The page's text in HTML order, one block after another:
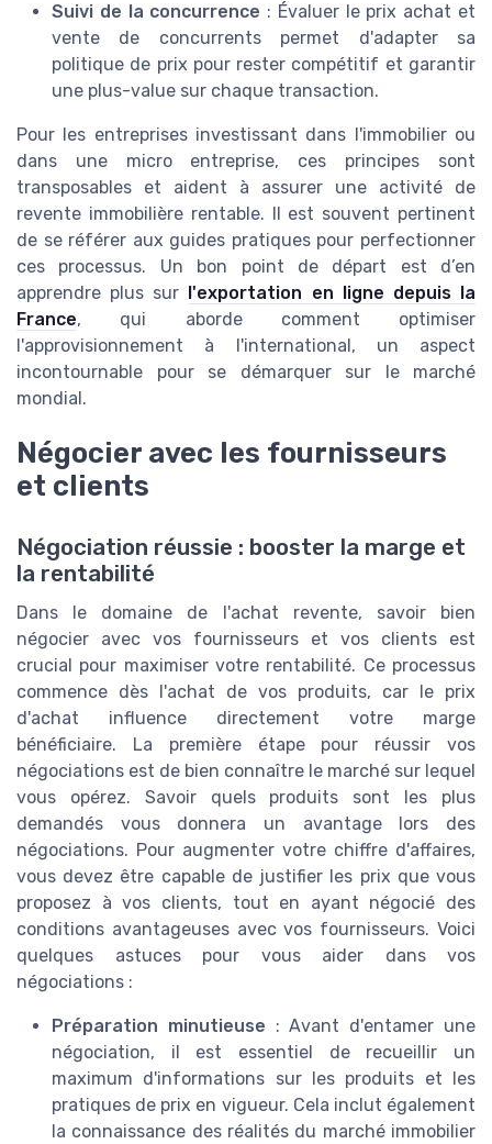
Suivi de la concurrence : Évaluer le prix achat et
vente de concurrents permet d'adapter sa
politique de prix pour rester compétitif et garantir
une plus-value sur chaque transaction.
Pour les entreprises investissant dans l'immobilier ou
dans une micro entreprise, ces principes sont
transposables et aident à assurer une activité de
revente immobilière rentable. Il est souvent pertinent
de se référer aux guides pratiques pour perfectionner
ces processus. Un bon point de départ est d’en
apprendre plus sur l'exportation en ligne depuis la
France, qui aborde comment optimiser
l'approvisionnement à l'international, un aspect
incontournable pour se démarquer sur le marché
mondial.
Négocier avec les fournisseurs
et clients
Négociation réussie : booster la marge et
la rentabilité
Dans le domaine de l'achat revente, savoir bien
négocier avec vos fournisseurs et vos clients est
crucial pour maximiser votre rentabilité. Ce processus
commence dès l'achat de vos produits, car le prix
d'achat influence directement votre marge
bénéficiaire. La première étape pour réussir vos
négociations est de bien connaître le marché sur lequel
vous opérez. Savoir quels produits sont les plus
demandés vous donnera un avantage lors des
négociations. Pour augmenter votre chiffre d'affaires,
vous devez être capable de justifier les prix que vous
proposez à vos clients, tout en ayant négocié des
conditions avantageuses avec vos fournisseurs. Voici
quelques astuces pour vous aider dans vos
négociations :
Préparation minutieuse : Avant d'entamer une
négociation, il est essentiel de recueillir un
maximum d'informations sur les produits et les
pratiques de prix en vigueur. Cela inclut également
la connaissance des réalités du marché immobilier